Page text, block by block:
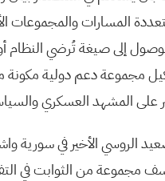
المسارات والمجموعات
إلى صيغة تُرضي النظام
مجموعة دعم دولية مكونة
على المشهد العسكري
الروسي الأخير في سورية
مجموعة من الثوابت في